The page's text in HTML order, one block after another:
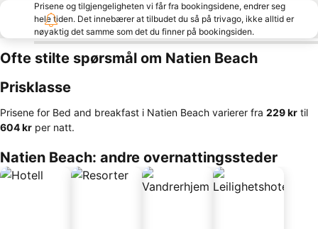
Prisene og tilgjengeligheten vi får fra bookingsidene, endrer seg
hele tiden. Det innebærer at tilbudet du så på trivago, ikke alltid er
nøyaktig det samme som det du finner på bookingsiden.
Ofte stilte spørsmål om Natien Beach
Prisklasse
Prisene for Bed and breakfast i Natien Beach varierer fra ‎229 kr til
‎604 kr per natt.
Natien Beach: andre overnattingssteder